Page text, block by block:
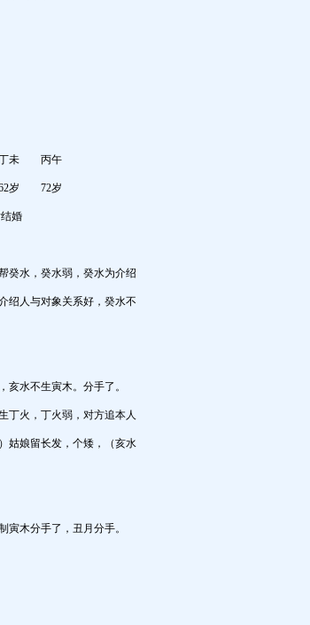
未 丙午
岁 72岁
婚
癸水，癸水弱，癸水为介绍
绍人与对象关系好，癸水不
水不生寅木。分手了。
丁火，丁火弱，对方追本人
姑娘留长发，个矮，（亥水
木分手了，丑月分手。